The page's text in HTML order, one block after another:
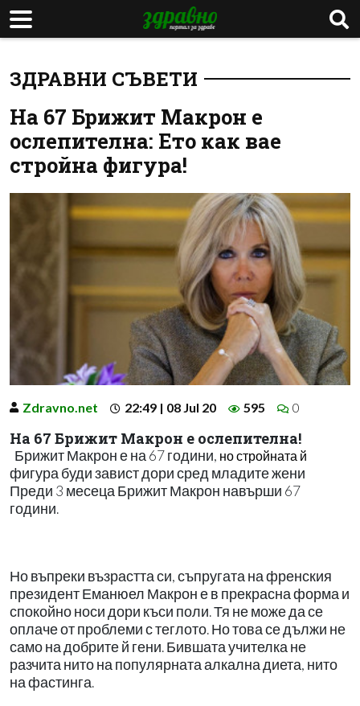
ЗДРАВНИ СЪВЕТИ
На 67 Брижит Макрон е
ослепителна: Ето как вае
стройна фигура!
Zdravno.net 22:49 | 08 Jul 20 595 0
На 67 Брижит Макрон е ослепителна!
Брижит Макрон е на 67 години, но стройната й
фигура буди завист дори сред младите жени
Преди 3 месеца Брижит Макрон навърши 67
години.
Но въпреки възрастта си, съпругата на френския
президент Еманюел Макрон е в прекрасна форма и
спокойно носи дори къси поли. Тя не може да се
оплаче от проблеми с теглото. Но това се дължи не
само на добрите й гени. Бившата учителка не
разчита нито на популярната алкална диета, нито
на фастинга.